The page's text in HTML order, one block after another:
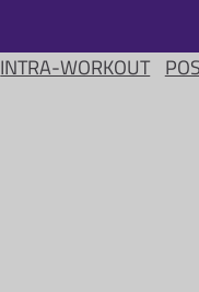
INTRA-WORKOUT